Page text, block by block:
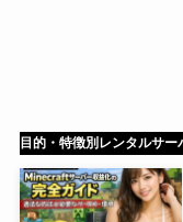
目的・特徴別レンタルサー